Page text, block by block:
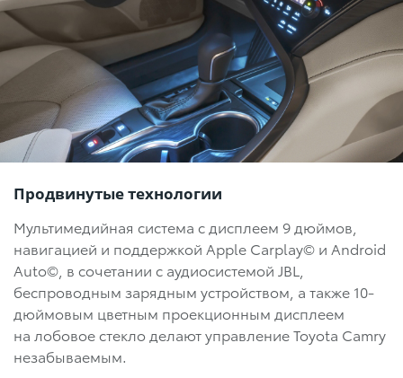
Продвинутые технологии
Мультимедийная система c дисплеем 9 дюймов,
навигацией и поддержкой Apple Carplay© и Android
Auto©, в сочетании с аудиосистемой JBL,
беспроводным зарядным устройством, а также 10-
дюймовым цветным проекционным дисплеем
на лобовое стекло делают управление Toyota Camry
незабываемым.